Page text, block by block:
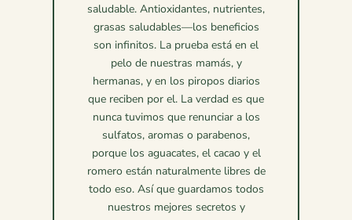
saludable. Antioxidantes, nutrientes,
grasas saludables—los beneficios
son infinitos. La prueba está en el
pelo de nuestras mamás, y
hermanas, y en los piropos diarios
que reciben por el. La verdad es que
nunca tuvimos que renunciar a los
sulfatos, aromas o parabenos,
porque los aguacates, el cacao y el
romero están naturalmente libres de
todo eso. Así que guardamos todos
nuestros mejores secretos y